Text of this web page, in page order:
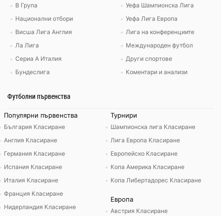
В Група
Национални отбори
Висша Лига Англия
Ла Лига
Сериа А Италия
Бундеслига
Уефа Шампионска Лига
Уефа Лига Европа
Лига на конференциите
Международен футбол
Други спортове
Коментари и анализи
Футболни първенства
Популярни първенства
България Класиране
Англия Класиране
Германия Класиране
Испания Класиране
Италия Класиране
Франция Класиране
Нидерландия Класиране
Турнири
Шампионска лига Класиране
Лига Европа Класиране
Европейско Класиране
Копа Америка Класиране
Копа Либертадорес Класиране
Европа
Австрия Класиране